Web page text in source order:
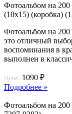
Фотоальбом на
(10х15) (коробка)
Фотоальбом на
это отличный
воспоминания в
выполнен в
Цена: 1090 ₽
Подробнее »
Фотоальбом на 200